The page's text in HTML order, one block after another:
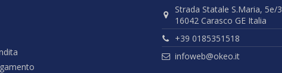
Strada Statale S.Maria, 5e/3
16042 Carasco GE Italia
+39 0185351518
infoweb@okeo.it